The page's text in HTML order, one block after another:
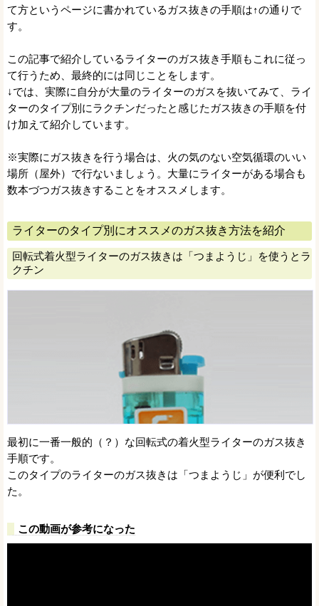
て方というページに書かれているガス抜きの手順は↑の通りで
す。
この記事で紹介しているライターのガス抜き手順もこれに従っ
て行うため、最終的には同じことをします。
↓では、実際に自分が大量のライターのガスを抜いてみて、ライ
ターのタイプ別にラクチンだったと感じたガス抜きの手順を付
け加えて紹介しています。
※実際にガス抜きを行う場合は、火の気のない空気循環のいい
場所（屋外）で行ないましょう。大量にライターがある場合も
数本づつガス抜きすることをオススメします。
ライターのタイプ別にオススメのガス抜き方法を紹介
回転式着火型ライターのガス抜きは「つまようじ」を使うとラ
クチン
最初に一番一般的（？）な回転式の着火型ライターのガス抜き
手順です。
このタイプのライターのガス抜きは「つまようじ」が便利でし
た。
この動画が参考になった